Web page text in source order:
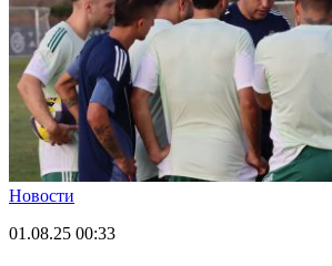
Новости
01.08.25 00:33